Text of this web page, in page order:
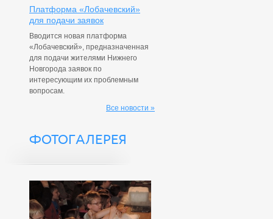
Платформа «Лобачевский»
для подачи заявок
Вводится новая платформа
«Лобачевский», предназначенная
для подачи жителями Нижнего
Новгорода заявок по
интересующим их проблемным
вопросам.
Все новости »
ФОТОГАЛЕРЕЯ